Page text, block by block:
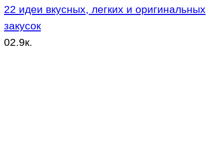
22 идеи вкусных, легких и оригинальных
закусок
02.9к.